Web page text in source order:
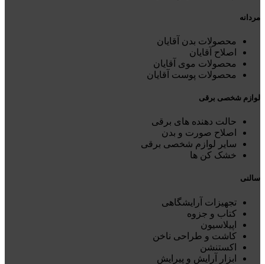
مردانه
محصولات بدن آقایان
اصلاح آقایان
محصولات موی آقایان
محصولات پوست آقایان
لوازم شخصی برقی
حالت دهنده های برقی
اصلاح صورت و بدن
سایر لوازم شخصی برقی
خشک کن ها
سالنی
تجهیزات آرایشگاهی
کتاب و جزوه
اپیلاسیون
کاشت و طراحی ناخن
اکستنشن
ابزار آرایش و پیرایش